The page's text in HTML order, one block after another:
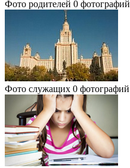
Фото родителей 0 фотографий
Фото служащих 0 фотографий